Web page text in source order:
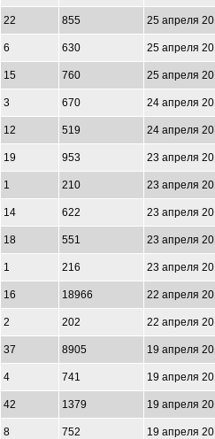
22 855 25 апреля
6 630 25 апреля
15 760 25 апреля
3 670 24 апреля
12 519 24 апреля
19 953 23 апреля
1 210 23 апреля
14 622 23 апреля
18 551 23 апреля
1 216 23 апреля
16 18966 22 апреля
2 202 22 апреля
37 8905 19 апреля
4 741 19 апреля
42 1379 19 апреля
8 752 19 апреля